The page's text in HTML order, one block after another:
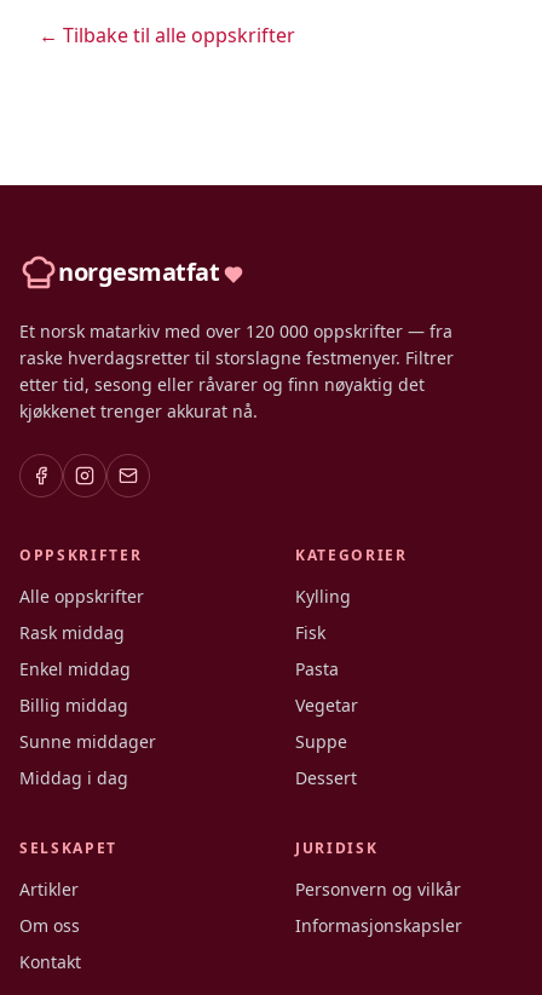
← Tilbake til alle oppskrifter
norgesmatfat
Et norsk matarkiv med over 120 000 oppskrifter — fra
raske hverdagsretter til storslagne festmenyer. Filtrer
etter tid, sesong eller råvarer og finn nøyaktig det
kjøkkenet trenger akkurat nå.
OPPSKRIFTER
Alle oppskrifter
Rask middag
Enkel middag
Billig middag
Sunne middager
Middag i dag
KATEGORIER
Kylling
Fisk
Pasta
Vegetar
Suppe
Dessert
SELSKAPET
Artikler
Om oss
Kontakt
JURIDISK
Personvern og vilkår
Informasjonskapsler